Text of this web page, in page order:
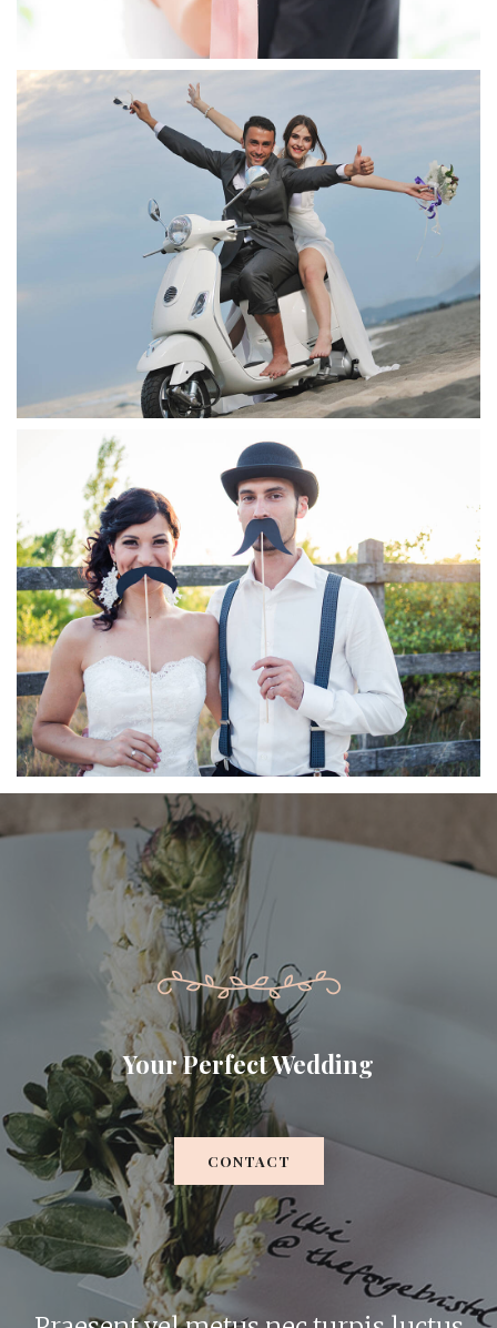
Your Perfect Wedding
CONTACT